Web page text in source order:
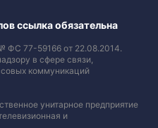
ссылка обязательна
ФС 77-59166 от 22.08.2014.
в сфере связи,
коммуникаций
унитарное предприятие
и